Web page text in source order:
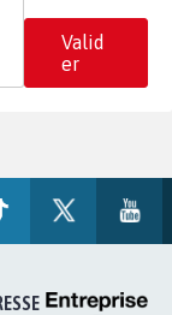
Valid
er